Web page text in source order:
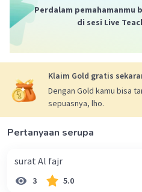
Perdalam pemahamanmu
di sesi Live
Klaim Gold gratis
Dengan Gold kamu bisa
sepuasnya, lho.
Pertanyaan serupa
surat Al fajr
3 5.0